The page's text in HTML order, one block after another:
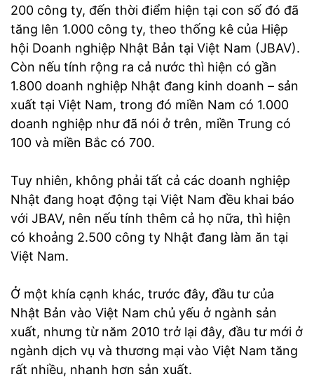
200 công ty, đến thời điểm hiện tại con số đó đã
tăng lên 1.000 công ty, theo thống kê của Hiệp
hội Doanh nghiệp Nhật Bản tại Việt Nam (JBAV).
Còn nếu tính rộng ra cả nước thì hiện có gần
1.800 doanh nghiệp Nhật đang kinh doanh – sản
xuất tại Việt Nam, trong đó miền Nam có 1.000
doanh nghiệp như đã nói ở trên, miền Trung có
100 và miền Bắc có 700.
Tuy nhiên, không phải tất cả các doanh nghiệp
Nhật đang hoạt động tại Việt Nam đều khai báo
với JBAV, nên nếu tính thêm cả họ nữa, thì hiện
có khoảng 2.500 công ty Nhật đang làm ăn tại
Việt Nam.
Ở một khía cạnh khác, trước đây, đầu tư của
Nhật Bản vào Việt Nam chủ yếu ở ngành sản
xuất, nhưng từ năm 2010 trở lại đây, đầu tư mới ở
ngành dịch vụ và thương mại vào Việt Nam tăng
rất nhiều, nhanh hơn sản xuất.